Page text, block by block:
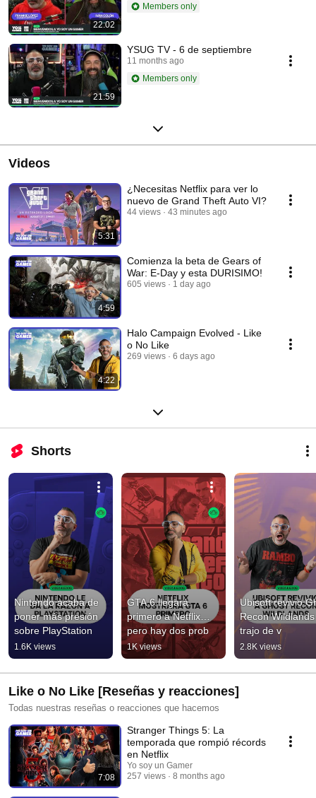
22:02
Members only
21:59
YSUG TV - 6 de septiembre
11 months ago
Members only
Videos
5:31
¿Necesitas Netflix para ver lo
nuevo de Grand Theft Auto VI?
44 views 43 minutes ago
4:59
Comienza la beta de Gears of
War: E-Day y esta DURISIMO!
605 views 1 day ago
4:22
Halo Campaign Evolved - Like
o No Like
269 views 6 days ago
Shorts
Nintendo acaba de
poner más presión
sobre PlayStation
1.6K views
GTA 6 llegará
primero a Netflix…
pero hay dos prob
1K views
Ubisoft revivió
Recon
trajo de v
2.8K views
Like o No Like [Reseñas y reacciones]
Todas nuestras reseñas o reacciones que hacemos
7:08
Stranger Things 5: La
temporada que rompió récords
en Netflix
Yo soy un Gamer
257 views
8 months ago